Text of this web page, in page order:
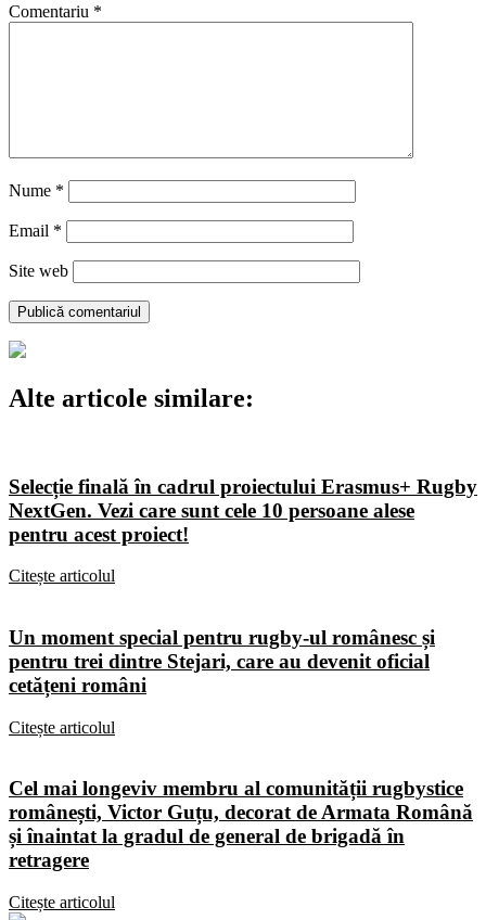
Comentariu *
Nume *
Email *
Site web
Alte articole similare:
Selecție finală în cadrul proiectului Erasmus+ Rugby
NextGen. Vezi care sunt cele 10 persoane alese
pentru acest proiect!
Citește articolul
Un moment special pentru rugby-ul românesc și
pentru trei dintre Stejari, care au devenit oficial
cetățeni români
Citește articolul
Cel mai longeviv membru al comunității rugbystice
românești, Victor Guțu, decorat de Armata Română
și înaintat la gradul de general de brigadă în
retragere
Citește articolul